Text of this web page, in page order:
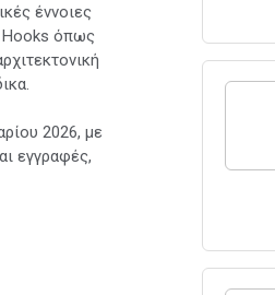
έννοιες
Hooks όπως
2026, με
εγγραφές,